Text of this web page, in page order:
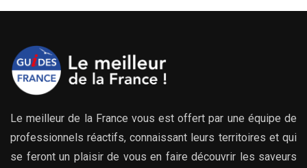
à
Le meilleur de la France vous est offert par une équipe de
professionnels réactifs, connaissant leurs territoires et qui
se feront un plaisir de vous en faire découvrir les saveurs